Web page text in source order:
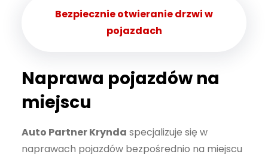
Bezpiecznie otwieranie drzwi w
pojazdach
Naprawa pojazdów na
miejscu
Auto Partner Krynda specjalizuje się w
naprawach pojazdów bezpośrednio na miejscu